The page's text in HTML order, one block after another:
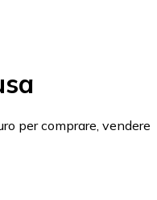
per comprare, vendere